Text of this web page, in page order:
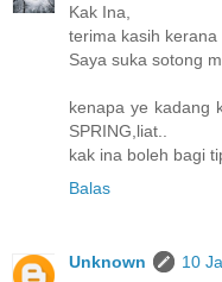
Kak Ina,
terima kasih kerana
Saya suka sotong
kenapa ye kadang
SPRING,liat..
kak ina boleh bagi
Balas
Unknown
10